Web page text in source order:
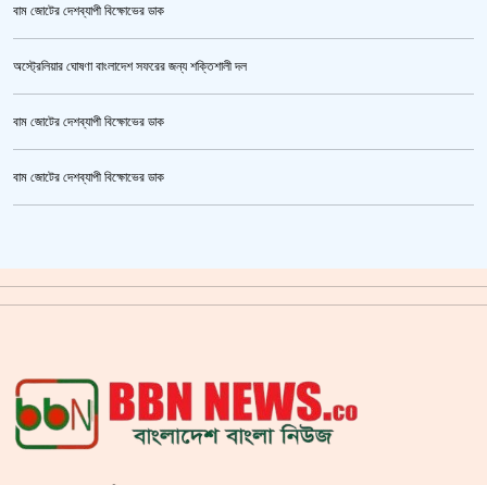
বাম জোটের দেশব্যাপী বিক্ষোভের ডাক
অস্ট্রেলিয়ার ঘোষণা বাংলাদেশ সফরের জন্য শক্তিশালী দল
বাম জোটের দেশব্যাপী বিক্ষোভের ডাক
বাম জোটের দেশব্যাপী বিক্ষোভের ডাক
গাজীপুর মহাসড়ক অবরোধ,সিটি করপোরেশনের গাড়ি চাপায় শ্রমিক নিহত
জাল ভিসায় ইউরোপে মানুষ পাঠানোর অভিযোগে,শাহজালাল থেকে গ্রেপ্তার পাঁচজন
‘শ্লীলতাহানির সত্যতা’ মিলেছে শিক্ষক মুরাদের বিরুদ্ধে